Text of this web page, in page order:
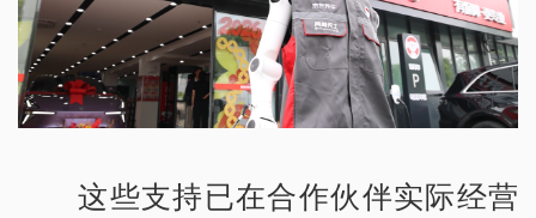
这些支持已在合作伙伴实际经营